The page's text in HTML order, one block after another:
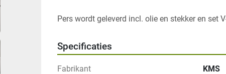
Specificaties
Fabrikant KMS